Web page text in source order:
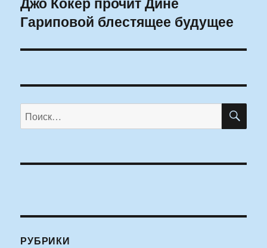
запись:
Гариповой блестящее будущее
Искать:
РУБРИКИ